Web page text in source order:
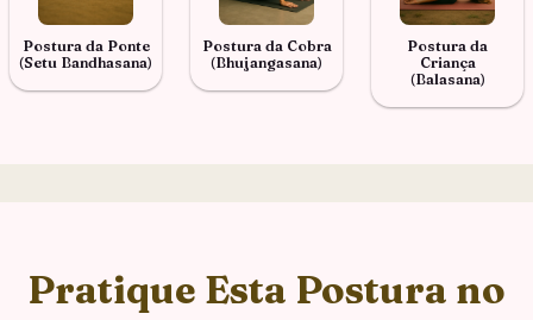
Postura da Ponte
(Setu Bandhasana)
Postura da Cobra
(Bhujangasana)
Postura da
Criança
(Balasana)
Pratique Esta Postura no